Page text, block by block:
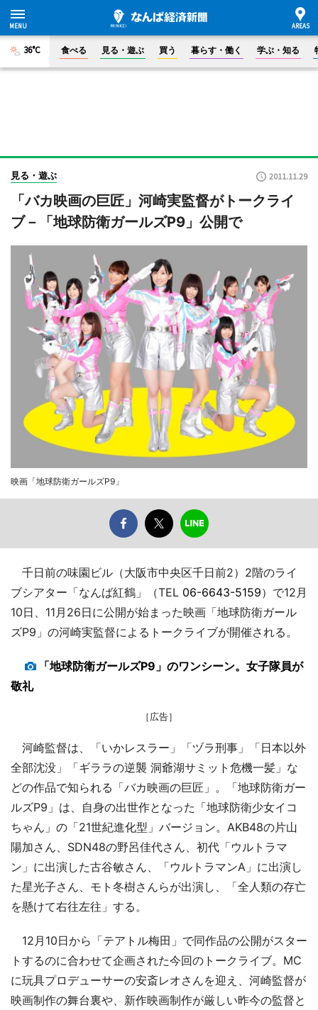
36°C 食べる 見る・遊ぶ 買う 暮らす・働く 学ぶ・知る
見る・遊ぶ 2011.11.29
「バカ映画の巨匠」河崎実監督がトークライ
ブ－「地球防衛ガールズP9」公開で
映画「地球防衛ガールズP9」
千日前の味園ビル（大阪市中央区千日前2）2階のライ
ブシアター「なんば紅鶴」（TEL 06-6643-5159）で12月
10日、11月26日に公開が始まった映画「地球防衛ガール
ズP9」の河崎実監督によるトークライブが開催される。
「地球防衛ガールズP9」のワンシーン。女子隊員が
敬礼
［広告］
河崎監督は、「いかレスラー」「ヅラ刑事」「日本以外
全部沈没」「ギララの逆襲 洞爺湖サミット危機一髪」な
どの作品で知られる「バカ映画の巨匠」。「地球防衛ガー
ルズP9」は、自身の出世作となった「地球防衛少女イコ
ちゃん」の「21世紀進化型」バージョン。AKB48の片山
陽加さん、SDN48の野呂佳代さん、初代「ウルトラマ
ン」に出演した古谷敏さん、「ウルトラマンA」に出演し
た星光子さん、モト冬樹さんらが出演し、「全人類の存亡
を懸けて右往左往」する。
12月10日から「テアトル梅田」で同作品の公開がスター
トするのに合わせて企画された今回のトークライブ。MC
に玩具プロデューサーの安斎レオさんを迎え、河崎監督が
映画制作の舞台裏や、新作映画制作が厳しい昨今の監督と